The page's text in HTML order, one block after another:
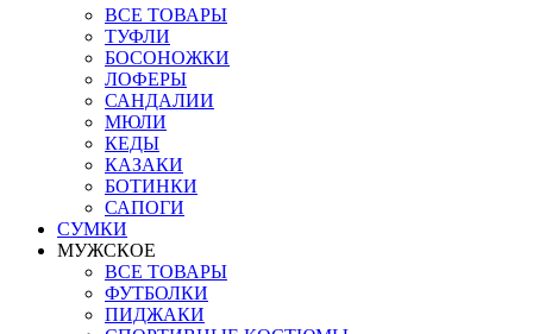
ВСЕ ТОВАРЫ
ТУФЛИ
БОСОНОЖКИ
ЛОФЕРЫ
САНДАЛИИ
МЮЛИ
КЕДЫ
КАЗАКИ
БОТИНКИ
САПОГИ
СУМКИ
МУЖСКОЕ
ВСЕ ТОВАРЫ
ФУТБОЛКИ
ПИДЖАКИ